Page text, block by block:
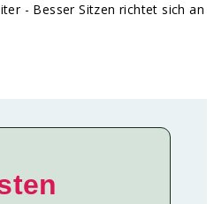
- Besser Sitzen richtet sich an